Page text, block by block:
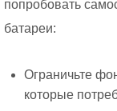
попробовать
батареи:
Ограничьте
которые